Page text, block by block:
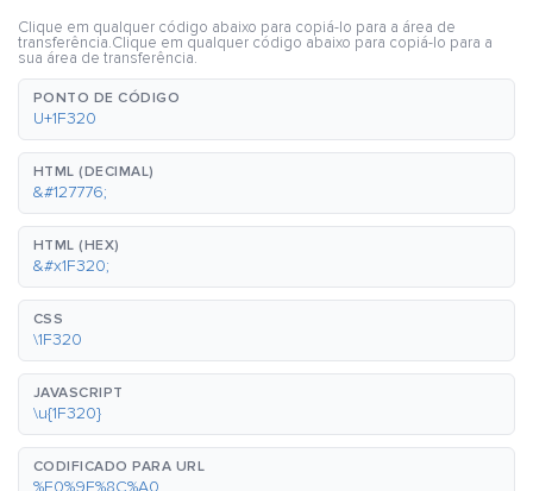
Clique em qualquer código abaixo para copiá-lo para a área de
transferência.Clique em qualquer código abaixo para copiá-lo para a
sua área de transferência.
PONTO DE CÓDIGO
U+1F320
HTML (DECIMAL)
&#127776;
HTML (HEX)
&#x1F320;
CSS
\1F320
JAVASCRIPT
\u{1F320}
CODIFICADO PARA URL
%F0%9F%8C%A0